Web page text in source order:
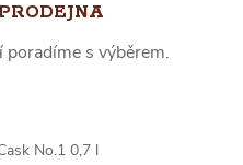
s výběrem.